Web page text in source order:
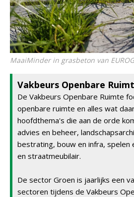
MaaiMinder in grasbeton van
Vakbeurs Openbare
De Vakbeurs Openbare Ruimte
openbare ruimte en alles wat
hoofdthema's die aan de orde
advies en beheer,
bestrating, bouw en infra, spelen
en straatmeubilair.
De sector Groen is jaarlijks een
sectoren tijdens de Vakbeurs